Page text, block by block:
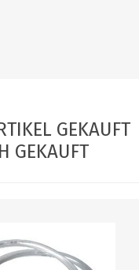
GEKAUFT
GEKAUFT